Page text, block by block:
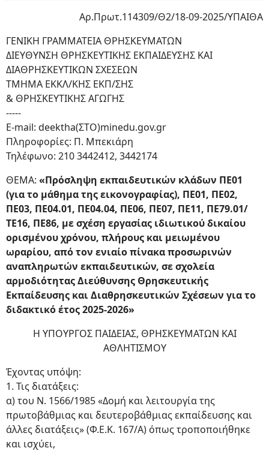
Αρ.Πρωτ.114309/Θ2/18-09-2025/ΥΠΑΙΘΑ
ΓΕΝΙΚΗ ΓΡΑΜΜΑΤΕΙΑ ΘΡΗΣΚΕΥΜΑΤΩΝ
ΔΙΕΥΘΥΝΣΗ ΘΡΗΣΚΕΥΤΙΚΗΣ ΕΚΠΑΙΔΕΥΣΗΣ ΚΑΙ
ΔΙΑΘΡΗΣΚΕΥΤΙΚΩΝ ΣΧΕΣΕΩΝ
ΤΜΗΜΑ ΕΚΚΛ/ΚΗΣ ΕΚΠ/ΣΗΣ
& ΘΡΗΣΚΕΥΤΙΚΗΣ ΑΓΩΓΗΣ
-----
E-mail: deektha(ΣΤΟ)minedu.gov.gr
Πληροφορίες: Π. Μπεκιάρη
Τηλέφωνο: 210 3442412, 3442174
ΘΕΜΑ: «Πρόσληψη εκπαιδευτικών κλάδων ΠΕ01
(για το μάθημα της εικονογραφίας), ΠΕ01, ΠΕ02,
ΠΕ03, ΠΕ04.01, ΠΕ04.04, ΠΕ06, ΠΕ07, ΠΕ11, ΠΕ79.01/
ΤΕ16, ΠΕ86, με σχέση εργασίας ιδιωτικού δικαίου
ορισμένου χρόνου, πλήρους και μειωμένου
ωραρίου, από τον ενιαίο πίνακα προσωρινών
αναπληρωτών εκπαιδευτικών, σε σχολεία
αρμοδιότητας Διεύθυνσης Θρησκευτικής
Εκπαίδευσης και Διαθρησκευτικών Σχέσεων για το
διδακτικό έτος 2025-2026»
Η ΥΠΟΥΡΓΟΣ ΠΑΙΔΕΙΑΣ, ΘΡΗΣΚΕΥΜΑΤΩΝ ΚΑΙ
ΑΘΛΗΤΙΣΜΟΥ
Έχοντας υπόψη:
1. Τις διατάξεις:
α) του Ν. 1566/1985 «Δομή και λειτουργία της
πρωτοβάθμιας και δευτεροβάθμιας εκπαίδευσης και
άλλες διατάξεις» (Φ.Ε.Κ. 167/Α) όπως τροποποιήθηκε
και ισχύει,